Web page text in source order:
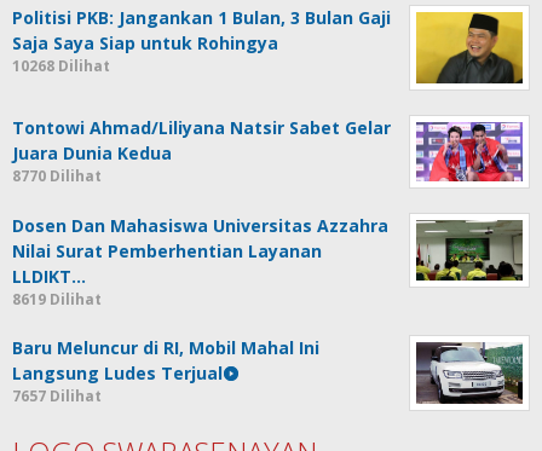
Politisi PKB: Jangankan 1 Bulan, 3 Bulan Gaji
Saja Saya Siap untuk Rohingya
10268 Dilihat
Tontowi Ahmad/Liliyana Natsir Sabet Gelar
Juara Dunia Kedua
8770 Dilihat
Dosen Dan Mahasiswa Universitas Azzahra
Nilai Surat Pemberhentian Layanan
LLDIKT…
8619 Dilihat
Baru Meluncur di RI, Mobil Mahal Ini
Langsung Ludes Terjual
7657 Dilihat